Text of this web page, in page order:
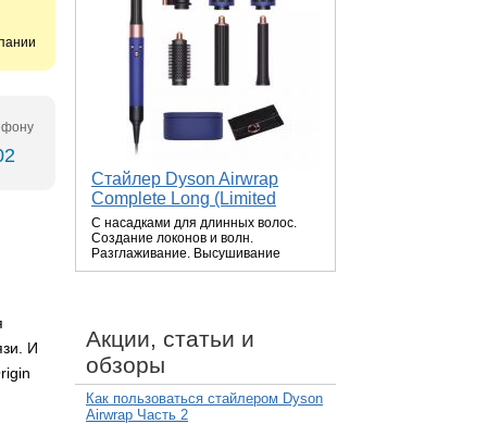
И
Стайлер Dyson Airwrap
Complete Long (Limited
Vinca Blue/Rose 2022)
С насадками для длинных волос.
Создание локонов и волн.
Разглаживание. Высушивание
волос. Без экстремальных темп...
Акции, статьи и
обзоры
Как пользоваться стайлером Dyson
Airwrap Часть 2